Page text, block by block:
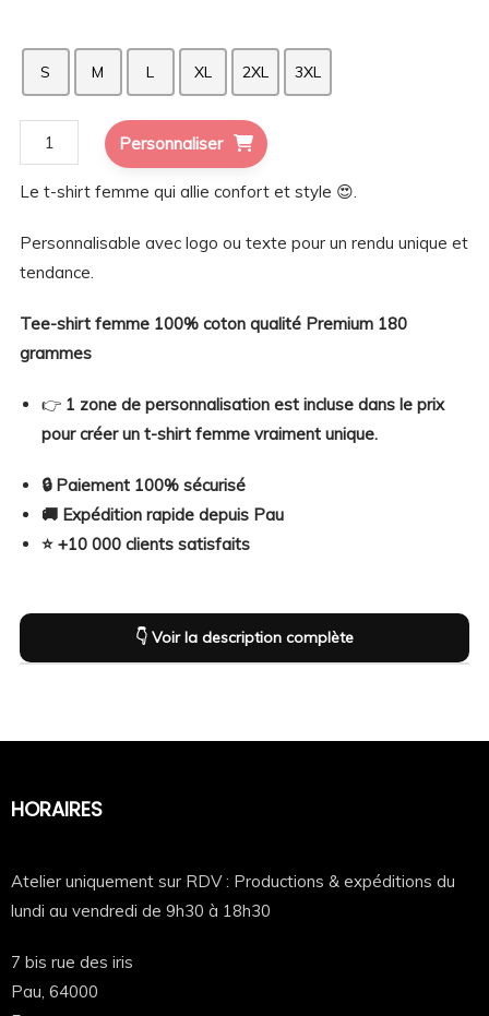
S M L XL 2XL 3XL
quantité
de
T-
femme
personnalisé
DTF
premium
durable
Personnaliser
Le t-shirt femme qui allie confort et style 😍.
Personnalisable avec logo ou texte pour un rendu unique et
tendance.
Tee-shirt femme 100% coton qualité Premium 180
grammes
👉 1 zone de personnalisation est incluse dans le prix
pour créer un t-shirt femme vraiment unique.
🔒 Paiement 100% sécurisé
🚚 Expédition rapide depuis Pau
⭐ +10 000 clients satisfaits
👇 Voir la description complète
Sa coupe féminine met la silhouette en valeur tout en
au travail, lors d’un événement ou dans la vie de tous
les jours.
HORAIRES
Atelier uniquement sur RDV : Productions & expéditions du
lundi au vendredi de 9h30 à 18h30
7 bis rue des iris
Pau, 64000